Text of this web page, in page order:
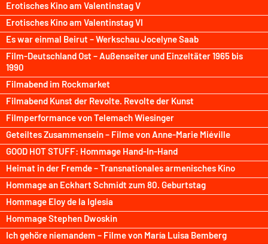
Erotisches Kino am Valentinstag V
Erotisches Kino am Valentinstag VI
Es war einmal Beirut – Werkschau Jocelyne Saab
Film-Deutschland Ost – Außenseiter und Einzeltäter 1965 bis
1990
Filmabend im Rockmarket
Filmabend Kunst der Revolte. Revolte der Kunst
Filmperformance von Telemach Wiesinger
Geteiltes Zusammensein – Filme von Anne-Marie Miéville
GOOD HOT STUFF: Hommage Hand-In-Hand
Heimat in der Fremde – Transnationales armenisches Kino
Hommage an Eckhart Schmidt zum 80. Geburtstag
Hommage Eloy de la Iglesia
Hommage Stephen Dwoskin
Ich gehöre niemandem – Filme von María Luisa Bemberg